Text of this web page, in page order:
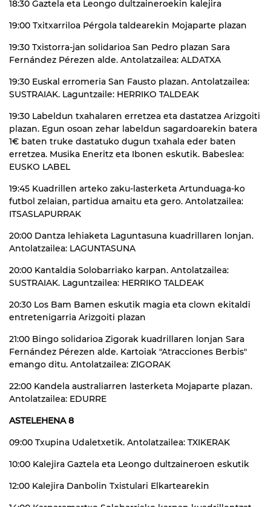
18:30 Gaztela eta Leongo dultzaineroekin kalejira
19:00 Txitxarriloa Pérgola taldearekin Mojaparte plazan
19:30 Txistorra-jan solidarioa San Pedro plazan Sara
Fernández Pérezen alde. Antolatzailea: ALDATXA
19:30 Euskal erromeria San Fausto plazan. Antolatzailea:
SUSTRAIAK. Laguntzaile: HERRIKO TALDEAK
19:30 Labeldun txahalaren erretzea eta dastatzea Arizgoiti
plazan. Egun osoan zehar labeldun sagardoarekin batera
1€ baten truke dastatuko dugun txahala eder baten
erretzea. Musika Eneritz eta Ibonen eskutik. Babeslea:
EUSKO LABEL
19:45 Kuadrillen arteko zaku-lasterketa Artunduaga-ko
futbol zelaian, partidua amaitu eta gero. Antolatzailea:
ITSASLAPURRAK
20:00 Dantza lehiaketa Laguntasuna kuadrillaren lonjan.
Antolatzailea: LAGUNTASUNA
20:00 Kantaldia Solobarriako karpan. Antolatzailea:
SUSTRAIAK. Laguntzailea: HERRIKO TALDEAK
20:30 Los Bam Bamen eskutik magia eta clown ekitaldi
entretenigarria Arizgoiti plazan
21:00 Bingo solidarioa Zigorak kuadrillaren lonjan Sara
Fernández Pérezen alde. Kartoiak "Atracciones Berbis"
emango ditu. Antolatzailea: ZIGORAK
22:00 Kandela australiarren lasterketa Mojaparte plazan.
Antolatzailea: EDURRE
ASTELEHENA 8
09:00 Txupina Udaletxetik. Antolatzailea: TXIKERAK
10:00 Kalejira Gaztela eta Leongo dultzaineroen eskutik
12:00 Kalejira Danbolin Txistulari Elkartearekin